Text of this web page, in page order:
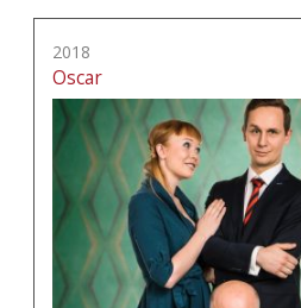
2018
Oscar